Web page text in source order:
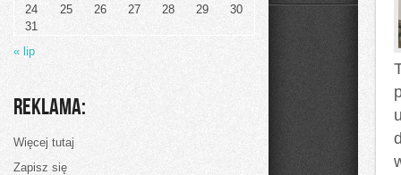
24
25 26 27 28 29
30
31
« lip
Reklama:
Więcej tutaj
Zapisz się